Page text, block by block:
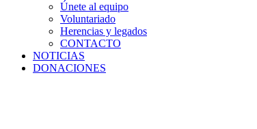
Únete al equipo
Voluntariado
Herencias y legados
CONTACTO
NOTICIAS
DONACIONES